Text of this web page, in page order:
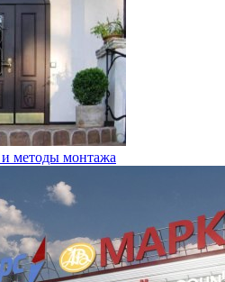
методы монтажа